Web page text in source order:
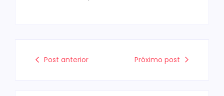
Post anterior Próximo post